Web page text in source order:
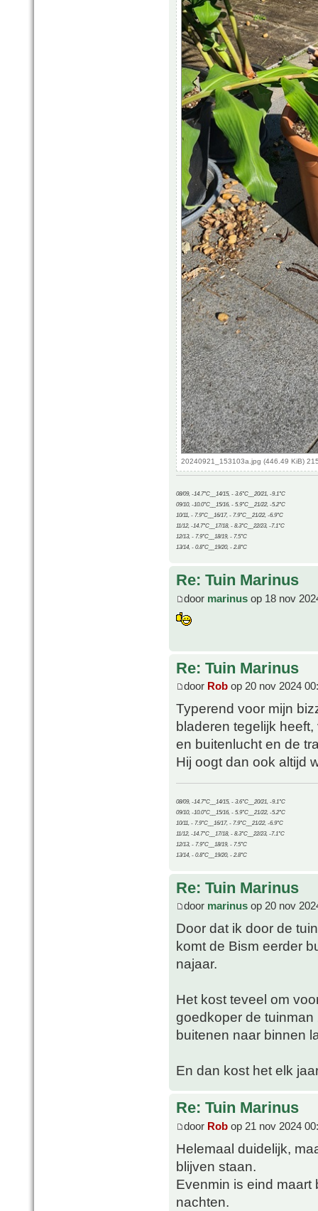
20240921_153103a.jpg (446.49 KiB)
08/09, -14.7°C__14/15, - 3.6°C__20/21, -9.1°C
09/10, -10.0°C__15/16, - 5.9°C__21/22, -5.2°C
10/11, - 7.9°C__16/17, - 7.9°C__21/22, -6.9°C
11/12, -14.7°C__17/18, - 8.3°C__22/23, -7.1°C
12/13, - 7.9°C__18/19, - 7.5°C
13/14, - 0.8°C__19/20, - 2.8°C
Re: Tuin Marinus
door marinus op 18 nov
Re: Tuin Marinus
door Rob op 20 nov 2024
Typerend voor mijn
bladeren tegelijk
en buitenlucht en de
Hij oogt dan ook altijd
08/09, -14.7°C__14/15, - 3.6°C__20/21, -9.1°C
09/10, -10.0°C__15/16, - 5.9°C__21/22, -5.2°C
10/11, - 7.9°C__16/17, - 7.9°C__21/22, -6.9°C
11/12, -14.7°C__17/18, - 8.3°C__22/23, -7.1°C
12/13, - 7.9°C__18/19, - 7.5°C
13/14, - 0.8°C__19/20, - 2.8°C
Re: Tuin Marinus
door marinus op 20 nov
Door dat ik door de
komt de Bism eerder
najaar.
Het kost teveel om
goedkoper de
buitenen naar binnen
En dan kost het elk
Re: Tuin Marinus
door Rob op 21 nov 2024
Helemaal duidelijk,
blijven staan.
Evenmin is eind
nachten.